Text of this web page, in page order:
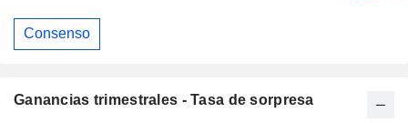
Consenso
Ganancias trimestrales - Tasa de sorpresa